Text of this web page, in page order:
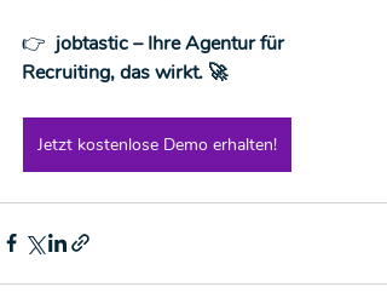
👉 jobtastic – Ihre Agentur für
Recruiting, das wirkt. 🚀
Jetzt kostenlose Demo erhalten!